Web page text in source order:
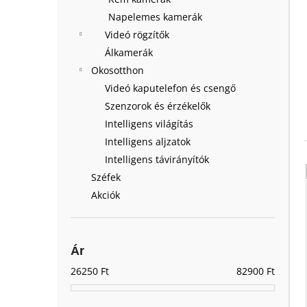
Napelemes kamerák
Videó rögzítők
Álkamerák
Okosotthon
Videó kaputelefon és csengő
Szenzorok és érzékelők
Intelligens világítás
Intelligens aljzatok
Intelligens távirányítók
Széfek
Akciók
Ár
26250 Ft 82900 Ft